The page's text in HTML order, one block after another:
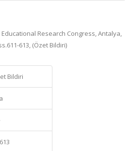
Research Congress, Antalya,
613, (Özet Bildiri)
Bildiri